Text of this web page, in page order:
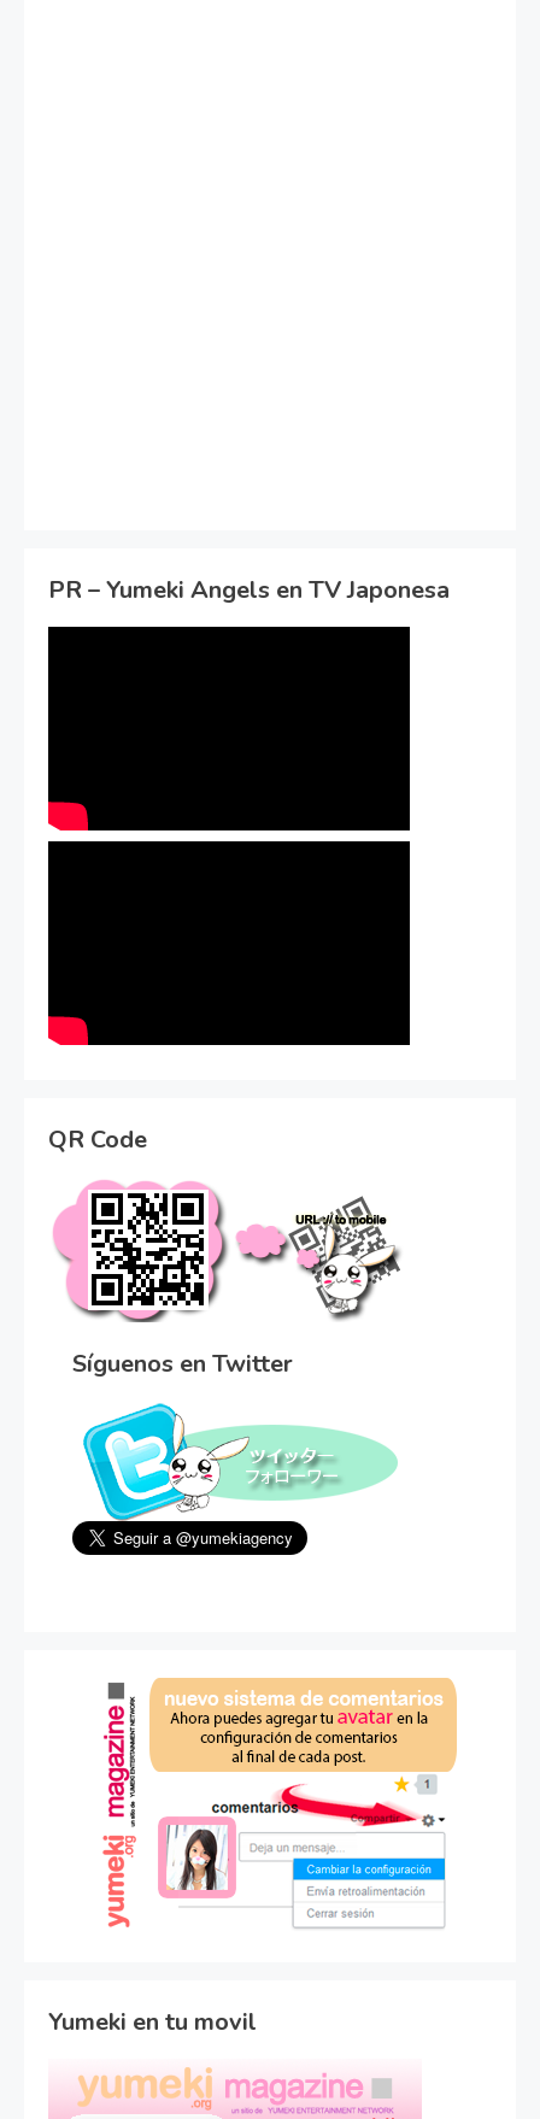
PR – Yumeki Angels en TV Japonesa
QR Code
Síguenos en Twitter
Yumeki en tu movil